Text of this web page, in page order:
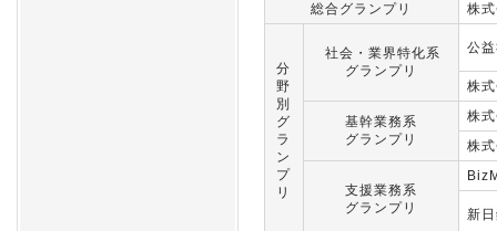
総合グランプリ
株
分
野
別
グ
ラ
ン
プ
リ
社会・業界特化系
グランプリ
公
株
基幹業務系
グランプリ
株
株
支援業務系
グランプリ
新